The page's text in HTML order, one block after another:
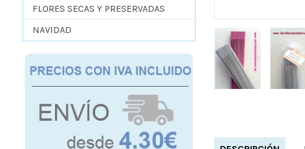
FLORES SECAS Y PRESERVADAS
NAVIDAD